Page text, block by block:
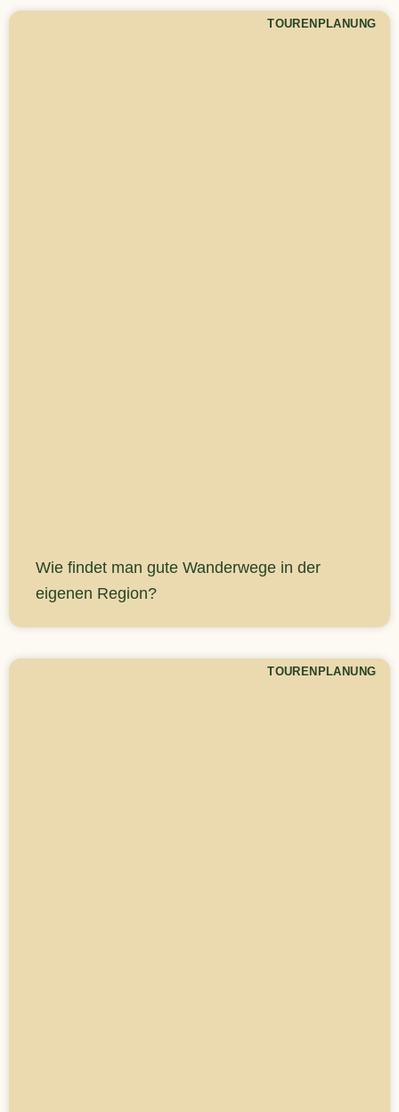
TOURENPLANUNG
Wie findet man gute Wanderwege in der
eigenen Region?
TOURENPLANUNG